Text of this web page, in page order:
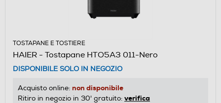
TOSTAPANE E TOSTIERE
HAIER - Tostapane HTO5A3 011-Nero
DISPONIBILE SOLO IN NEGOZIO
Acquisto online: non disponibile
Ritiro in negozio in 30' gratuito: verifica